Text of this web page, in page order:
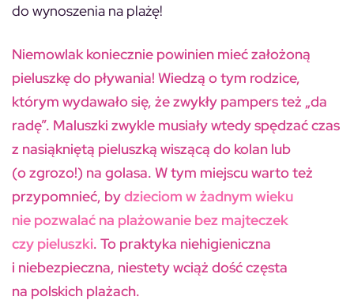
do wynoszenia na plażę!
Niemowlak koniecznie powinien mieć założoną
pieluszkę do pływania! Wiedzą o tym rodzice,
którym wydawało się, że zwykły pampers też „da
radę”. Maluszki zwykle musiały wtedy spędzać czas
z nasiąkniętą pieluszką wiszącą do kolan lub
(o zgrozo!) na golasa. W tym miejscu warto też
przypomnieć, bydzieciom w żadnym wieku
nie pozwalać na plażowanie bez majteczek
czy pieluszki. To praktyka niehigieniczna
i niebezpieczna, niestety wciąż dość częsta
na polskich plażach.